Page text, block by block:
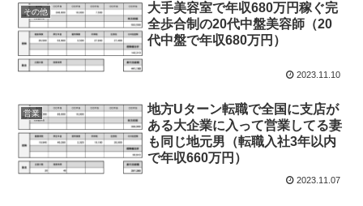
その他
大手美容室で年収680万円稼ぐ完
全歩合制の20代中盤美容師（20
代中盤で年収680万円）
2023.11.10
営業
地方Uターン転職で全国に支店が
ある大企業に入って営業してる妻
も同じ地元男（転職入社3年以内
で年収660万円）
2023.11.07